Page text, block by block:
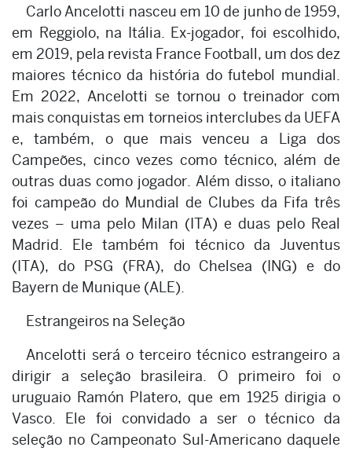
Carlo Ancelotti nasceu em 10 de junho de 1959,
em Reggiolo, na Itália. Ex-jogador, foi escolhido,
em 2019, pela revista France Football, um dos dez
maiores técnico da história do futebol mundial.
Em 2022, Ancelotti se tornou o treinador com
mais conquistas em torneios interclubes da UEFA
e, também, o que mais venceu a Liga dos
Campeões, cinco vezes como técnico, além de
outras duas como jogador. Além disso, o italiano
foi campeão do Mundial de Clubes da Fifa três
vezes – uma pelo Milan (ITA) e duas pelo Real
Madrid. Ele também foi técnico da Juventus
(ITA), do PSG (FRA), do Chelsea (ING) e do
Bayern de Munique (ALE).
Estrangeiros na Seleção
Ancelotti será o terceiro técnico estrangeiro a
dirigir a seleção brasileira. O primeiro foi o
uruguaio Ramón Platero, que em 1925 dirigia o
Vasco. Ele foi convidado a ser o técnico da
seleção no Campeonato Sul-Americano daquele